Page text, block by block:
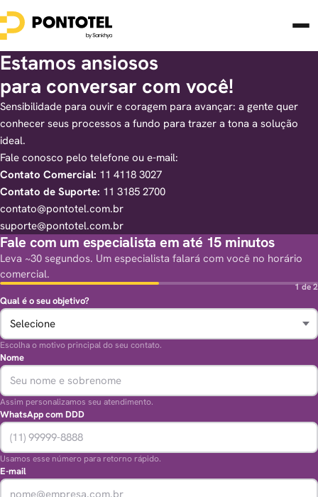
Estamos ansiosos
para conversar com você!
Sensibilidade para ouvir e coragem para avançar: a gente quer
conhecer seus processos a fundo para trazer a tona a solução
ideal.
Fale conosco pelo telefone ou e-mail:
Contato Comercial: 11 4118 3027
Contato de Suporte: 11 3185 2700
contato@pontotel.com.br
suporte@pontotel.com.br
Fale com um especialista em até 15 minutos
Leva ~30 segundos. Um especialista falará com você no horário
comercial.
1 de 2
Qual é o seu objetivo?
Escolha o motivo principal do seu contato.
Nome
Assim personalizamos seu atendimento.
WhatsApp com DDD
Usamos esse número para retorno rápido.
E-mail